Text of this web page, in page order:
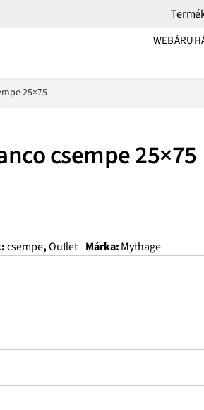
25×75
csempe 25×75
csempe,Outlet Márka:Mythage